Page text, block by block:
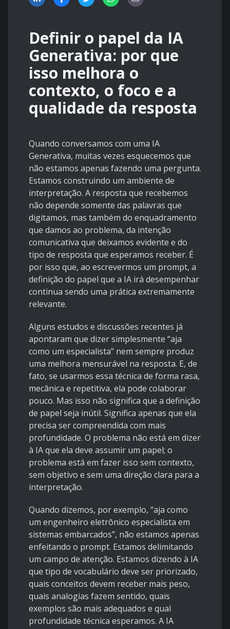
Definir o papel da IA
Generativa: por que
isso melhora o
contexto, o foco e a
qualidade da resposta
Quando conversamos com uma IA
Generativa, muitas vezes esquecemos que
não estamos apenas fazendo uma pergunta.
Estamos construindo um ambiente de
interpretação. A resposta que recebemos
não depende somente das palavras que
digitamos, mas também do enquadramento
que damos ao problema, da intenção
comunicativa que deixamos evidente e do
tipo de resposta que esperamos receber. É
por isso que, ao escrevermos um prompt, a
definição do papel que a IA irá desempenhar
continua sendo uma prática extremamente
relevante.
Alguns estudos e discussões recentes já
apontaram que dizer simplesmente “aja
como um especialista” nem sempre produz
uma melhora mensurável na resposta. E, de
fato, se usarmos essa técnica de forma rasa,
mecânica e repetitiva, ela pode colaborar
pouco. Mas isso não significa que a definição
de papel seja inútil. Significa apenas que ela
precisa ser compreendida com mais
profundidade. O problema não está em dizer
à IA que ela deve assumir um papel; o
problema está em fazer isso sem contexto,
sem objetivo e sem uma direção clara para a
interpretação.
Quando dizemos, por exemplo, “aja como
um engenheiro eletrônico especialista em
sistemas embarcados”, não estamos apenas
enfeitando o prompt. Estamos delimitando
um campo de atenção. Estamos dizendo à IA
que tipo de vocabulário deve ser priorizado,
quais conceitos devem receber mais peso,
quais analogias fazem sentido, quais
exemplos são mais adequados e qual
profundidade técnica esperamos. A IA